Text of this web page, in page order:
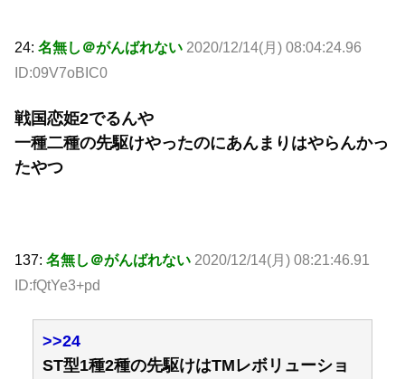
24: 名無し＠がんばれない 2020/12/14(月) 08:04:24.96
ID:09V7oBIC0
戦国恋姫2でるんや
一種二種の先駆けやったのにあんまりはやらんかっ
たやつ
137: 名無し＠がんばれない 2020/12/14(月) 08:21:46.91
ID:fQtYe3+pd
>>24
ST型1種2種の先駆けはTMレボリューショ